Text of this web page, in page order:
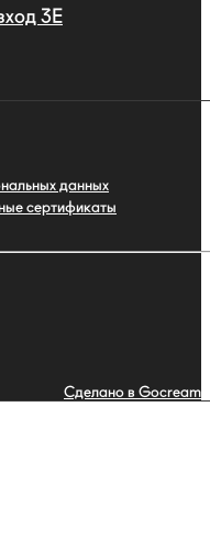
3E
данных
сертификаты
Сделано в Gocream